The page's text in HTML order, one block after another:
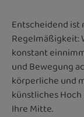
Entscheidend ist
Regelmäßigkeit:
konstant
und Bewegung
körperliche und
künstliches
Ihre Mitte.